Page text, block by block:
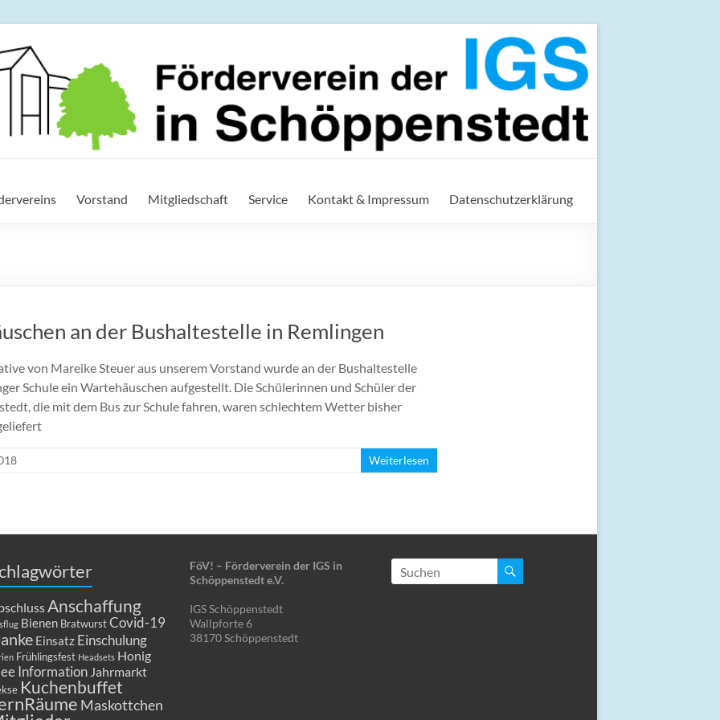
der IGS in Schöppenstedt
Vorstand Mitgliedschaft Service Kontakt & Impressum Datenschutzerklärung
an der Bushaltestelle in Remlingen
von Mareike Steuer aus unserem Vorstand wurde an der Bushaltestelle
Schule ein Wartehäuschen aufgestellt. Die Schülerinnen und Schüler der
die mit dem Bus zur Schule fahren, waren schlechtem Wetter bisher
Weiterlesen
Anschaffung
Bienen Bratwurst Covid-19
Einsatz Einschulung
Frühlingsfest Headsets Honig
Information Jahrmarkt
Kuchenbuffet
Maskottchen
FöV! – Förderverein der IGS in
Schöppenstedt e.V.
IGS Schöppenstedt
Wallpforte 6
38170 Schöppenstedt